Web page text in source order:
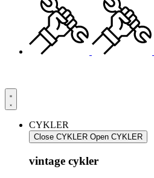
CYKLER
Close CYKLER Open CYKLER
vintage cykler